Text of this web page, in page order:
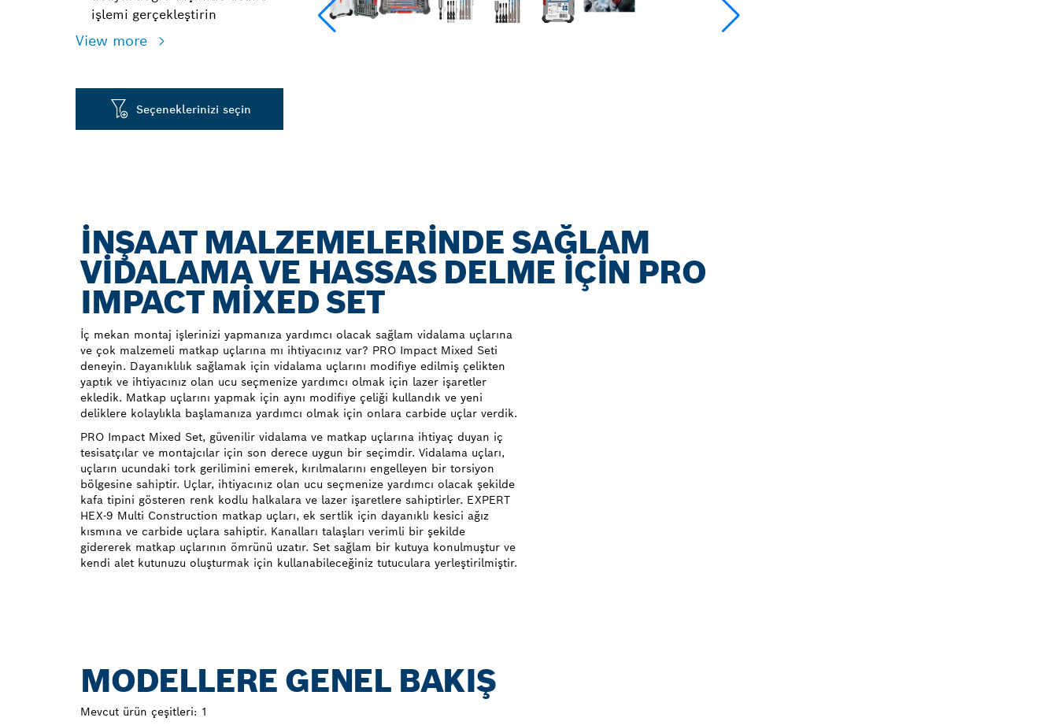
işlemi gerçekleştirin
View more
Seçeneklerinizi seçin
İNŞAAT MALZEMELERINDE SAĞLAM
VIDALAMA VE HASSAS DELME IÇIN PRO
IMPACT MIXED SET
İç mekan montaj işlerinizi yapmanıza yardımcı olacak sağlam vidalama uçlarına
ve çok malzemeli matkap uçlarına mı ihtiyacınız var? PRO Impact Mixed Seti
deneyin. Dayanıklılık sağlamak için vidalama uçlarını modifiye edilmiş çelikten
yaptık ve ihtiyacınız olan ucu seçmenize yardımcı olmak için lazer işaretler
ekledik. Matkap uçlarını yapmak için aynı modifiye çeliği kullandık ve yeni
deliklere kolaylıkla başlamanıza yardımcı olmak için onlara carbide uçlar verdik.
PRO Impact Mixed Set, güvenilir vidalama ve matkap uçlarına ihtiyaç duyan iç
tesisatçılar ve montajcılar için son derece uygun bir seçimdir. Vidalama uçları,
uçların ucundaki tork gerilimini emerek, kırılmalarını engelleyen bir torsiyon
bölgesine sahiptir. Uçlar, ihtiyacınız olan ucu seçmenize yardımcı olacak şekilde
kafa tipini gösteren renk kodlu halkalara ve lazer işaretlere sahiptirler. EXPERT
HEX-9 Multi Construction matkap uçları, ek sertlik için dayanıklı kesici ağız
kısmına ve carbide uçlara sahiptir. Kanalları talaşları verimli bir şekilde
gidererek matkap uçlarının ömrünü uzatır. Set sağlam bir kutuya konulmuştur ve
kendi alet kutunuzu oluşturmak için kullanabileceğiniz tutuculara yerleştirilmiştir.
MODELLERE GENEL BAKIŞ
Mevcut ürün çeşitleri: 1